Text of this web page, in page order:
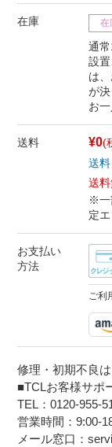
在庫 在
通
設
は
が
お
送料 ¥0(
送料
送
※一
定
お支払い
方法
ご利
修理・初期不良
■TCLお客様サポ
TEL：0120-955-
営業時間：9:00-
メール窓口：